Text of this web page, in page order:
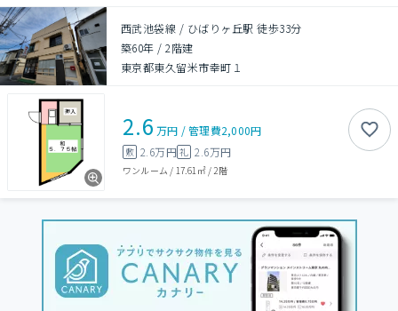
西武池袋線 / ひばりヶ丘駅 徒歩33分
築60年 /2階建
東京都東久留米市幸町１
2.6 万円 /管理費2,000円
敷 2.6万円礼 2.6万円
ワンルーム / 17.61㎡/ 2階